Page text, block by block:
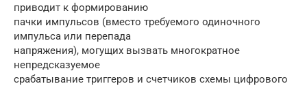
приводит к формированию
пачки импульсов (вместо требуемого одиночного
импульса или перепада
напряжения), могущих вызвать многократное
непредсказуемое
срабатывание триггеров и счетчиков схемы цифрового